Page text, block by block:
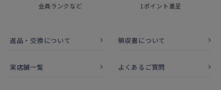
会員ランクなど
1ポイント進呈
返品・交換について 領収書について
実店舗一覧 よくあるご質問